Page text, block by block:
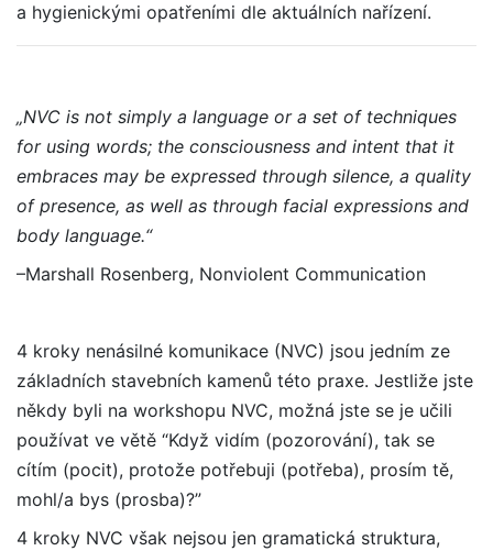
a hygienickými opatřeními dle aktuálních nařízení.
„NVC is not simply a language or a set of techniques
for using words; the consciousness and intent that it
embraces may be expressed through silence, a quality
of presence, as well as through facial expressions and
body language.“
–Marshall Rosenberg, Nonviolent Communication
4 kroky nenásilné komunikace (NVC) jsou jedním ze
základních stavebních kamenů této praxe. Jestliže jste
někdy byli na workshopu NVC, možná jste se je učili
používat ve větě “Když vidím (pozorování), tak se
cítím (pocit), protože potřebuji (potřeba), prosím tě,
mohl/a bys (prosba)?”
4 kroky NVC však nejsou jen gramatická struktura,